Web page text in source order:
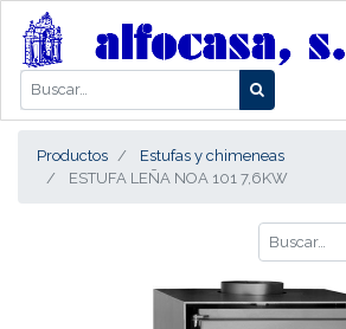
Productos
Estufas y chimeneas
ESTUFA LEÑA NOA 101 7,6KW